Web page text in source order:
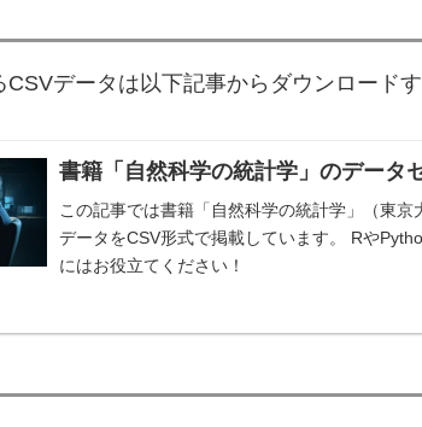
データは以下記事からダウンロードす
書籍「自然科学の統計学」のデータ
この記事では書籍「自然科学の統計学」（東京
データをCSV形式で掲載しています。 Rや
にはお役立てください！